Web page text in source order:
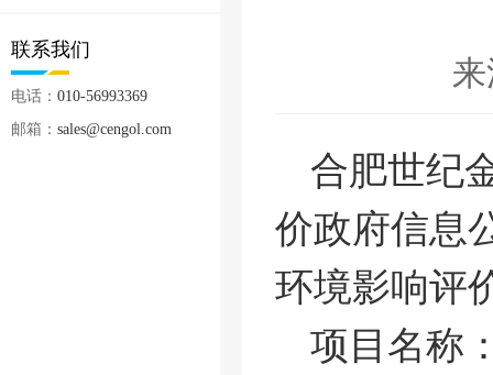
联系我们
电话： 010-56993369
邮箱： sales@cengol.com
合肥世纪
价政府信息
环境影响评
项目名称